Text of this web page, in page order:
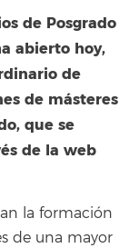
de Posgrado
abierto hoy,
de
de másteres
que se
de la web
la formación
de una mayor